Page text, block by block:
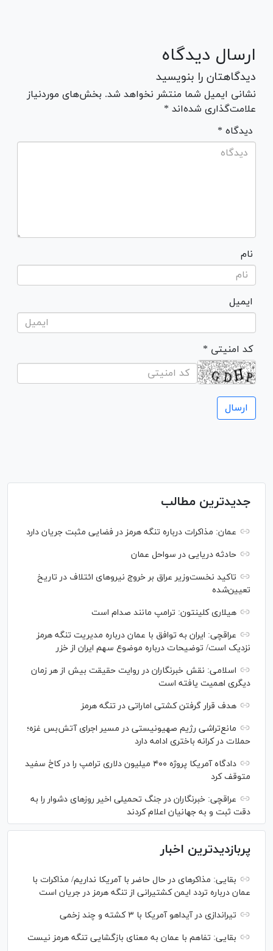
ارسال دیدگاه
دیدگاهتان را بنویسید
نشانی ایمیل شما منتشر نخواهد شد. بخش‌های موردنیاز
علامت‌گذاری شده‌اند *
* دیدگاه
نام
ایمیل
* کد امنیتی
جدیدترین مطالب
عمان: مذاکرات درباره تنگه هرمز در فضایی مثبت جریان دارد
حادثه دریایی در سواحل عمان
تاکید نخست‌وزیر عراق بر خروج نیروهای ائتلاف در تاریخ
تعیین‌شده
هیلاری کلینتون: ترامپ مانند صدام است
عراقچی: ایران به توافق با عمان درباره مدیریت تنگه هرمز
نزدیک است/ توضیحات درباره موضوع سهم ایران از خزر
اسلامی: نقش خبرنگاران در روایت حقیقت بیش از هر زمان
دیگری اهمیت یافته است
هدف قرار گرفتن کشتی اماراتی در تنگه هرمز
مانع‌تراشی رژیم صهیونیستی در مسیر اجرای آتش‌بس غزه؛
حملات در کرانه باختری ادامه دارد
دادگاه آمریکا پروژه ۴۰۰ میلیون دلاری ترامپ را در کاخ سفید
متوقف کرد
عراقچی: خبرنگاران در جنگ تحمیلی اخیر روز‌های دشوار را به
دقت ثبت و به جهانیان اعلام کردند
پربازدیدترین اخبار
بقایی: مذاکره‎ای در حال حاضر با آمریکا نداریم/ مذاکرات با
عمان درباره تردد ایمن کشتیرانی از تنگه هرمز در جریان است
تیراندازی در آیداهو آمریکا با ۳ کشته و چند زخمی
بقایی: تفاهم با عمان به معنای بازگشایی تنگه هرمز نیست